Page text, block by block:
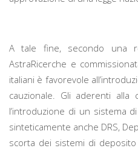
A tale fine, secondo una
AstraRicerche e
italiani è favorevole
cauzionale. Gli aderenti alla
l’introduzione di un sistema
sinteticamente anche DRS,
scorta dei sistemi di